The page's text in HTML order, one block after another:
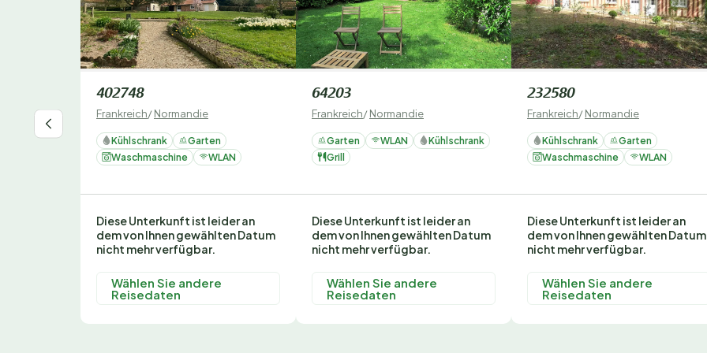
402748
Frankreich/Normandie
Kühlschrank
Garten
Waschmaschine
WLAN
Diese Unterkunft ist leider an
dem von Ihnen gewählten Datum
nicht mehr verfügbar.
Wählen Sie andere
Reisedaten
64203
Frankreich/Normandie
Garten WLAN
Kühlschrank
Grill
Diese Unterkunft ist leider an
dem von Ihnen gewählten Datum
nicht mehr verfügbar.
Wählen Sie andere
Reisedaten
232580
Frankreich/Normandie
Kühlschrank
Garten
Waschmaschine
WLAN
Diese Unterkunft ist leider an
dem von Ihnen gewählten Datum
nicht mehr verfügbar.
Wählen Sie andere
Reisedaten